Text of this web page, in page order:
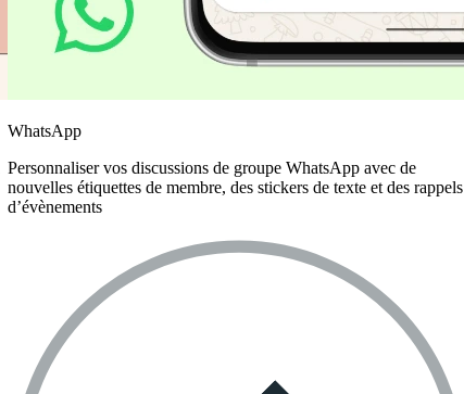
WhatsApp
Personnaliser vos discussions de groupe WhatsApp avec de
nouvelles étiquettes de membre, des stickers de texte et des rappels
d’évènements